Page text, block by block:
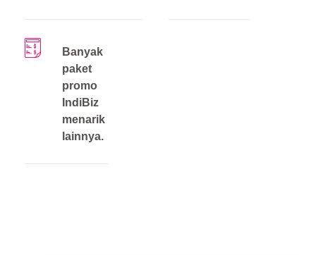
Banyak
paket
promo
IndiBiz
menarik
lainnya.